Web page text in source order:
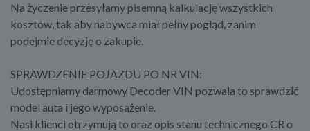
Na życzenie przesyłamy pisemną kalkulację wszystkich
kosztów, tak aby nabywca miał pełny pogląd, zanim
podejmie decyzję o zakupie.
SPRAWDZENIE POJAZDU PO NR VIN:
Udostępniamy darmowy Decoder VIN pozwala to sprawdzić
model auta i jego wyposażenie.
Nasi klienci otrzymują to oraz opis stanu technicznego CR o